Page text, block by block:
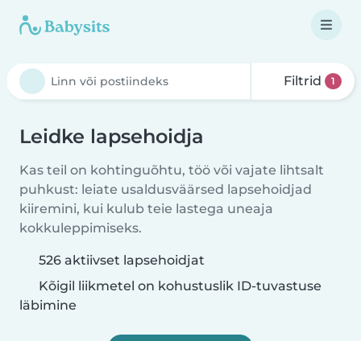
Filtrid 1
Leidke lapsehoidja
Kas teil on kohtinguõhtu, töö või vajate lihtsalt
puhkust: leiate usaldusväärsed lapsehoidjad
kiiremini, kui kulub teie lastega uneaja
kokkuleppimiseks.
526 aktiivset lapsehoidjat
Kõigil liikmetel on kohustuslik ID-tuvastuse
läbimine